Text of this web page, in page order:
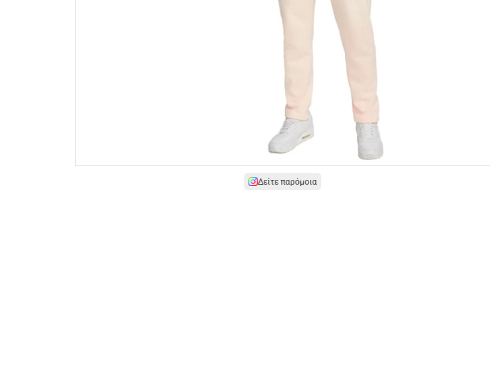
Δείτε παρόμοια